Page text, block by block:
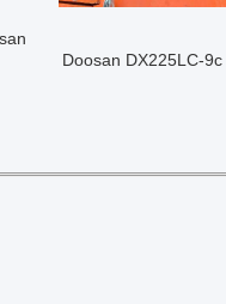
Doosan DX225LC-